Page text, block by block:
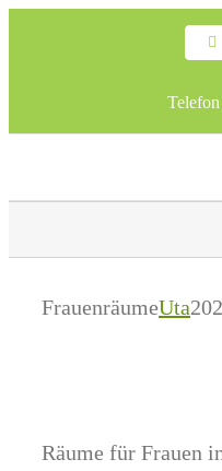
Telefon
FrauenräumeUta
Räume für Frauen